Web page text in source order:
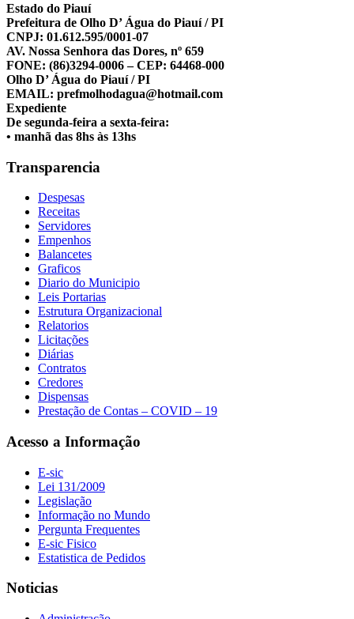
Estado do Piauí
Prefeitura de Olho D’ Água do Piauí / PI
CNPJ: 01.612.595/0001-07
AV. Nossa Senhora das Dores, nº 659
FONE: (86)3294-0006 – CEP: 64468-000
Olho D’ Água do Piauí / PI
EMAIL: prefmolhodagua@hotmail.com
Expediente
De segunda-feira a sexta-feira:
• manhã das 8hs às 13hs
Transparencia
Despesas
Receitas
Servidores
Empenhos
Balancetes
Graficos
Diario do Municipio
Leis Portarias
Estrutura Organizacional
Relatorios
Licitações
Diárias
Contratos
Credores
Dispensas
Prestação de Contas – COVID – 19
Acesso a Informação
E-sic
Lei 131/2009
Legislação
Informação no Mundo
Pergunta Frequentes
E-sic Fisico
Estatistica de Pedidos
Noticias